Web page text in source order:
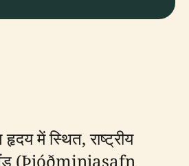
में स्थित, राष्ट्रीय
(Þjóðminjasafn